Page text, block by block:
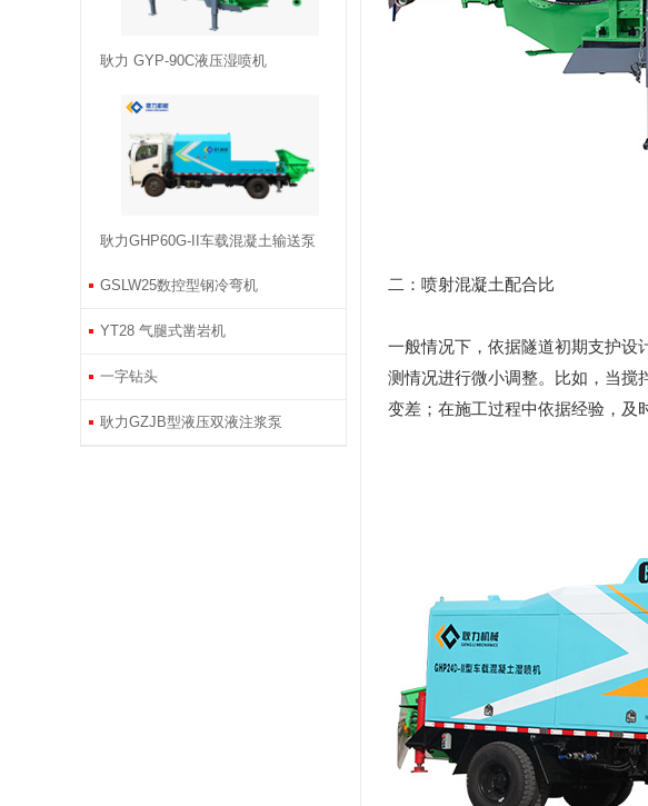
耿力 GYP-90C液压湿喷机
耿力GHP60G-II车载混凝土输送泵
GSLW25数控型钢冷弯机
YT28 气腿式凿岩机
一字钻头
耿力GZJB型液压双液注浆泵
二：喷射混凝土配合比
一般情况下，依据隧道初期支护设
测情况进行微小调整。比如，当搅
变差；在施工过程中依据经验，及